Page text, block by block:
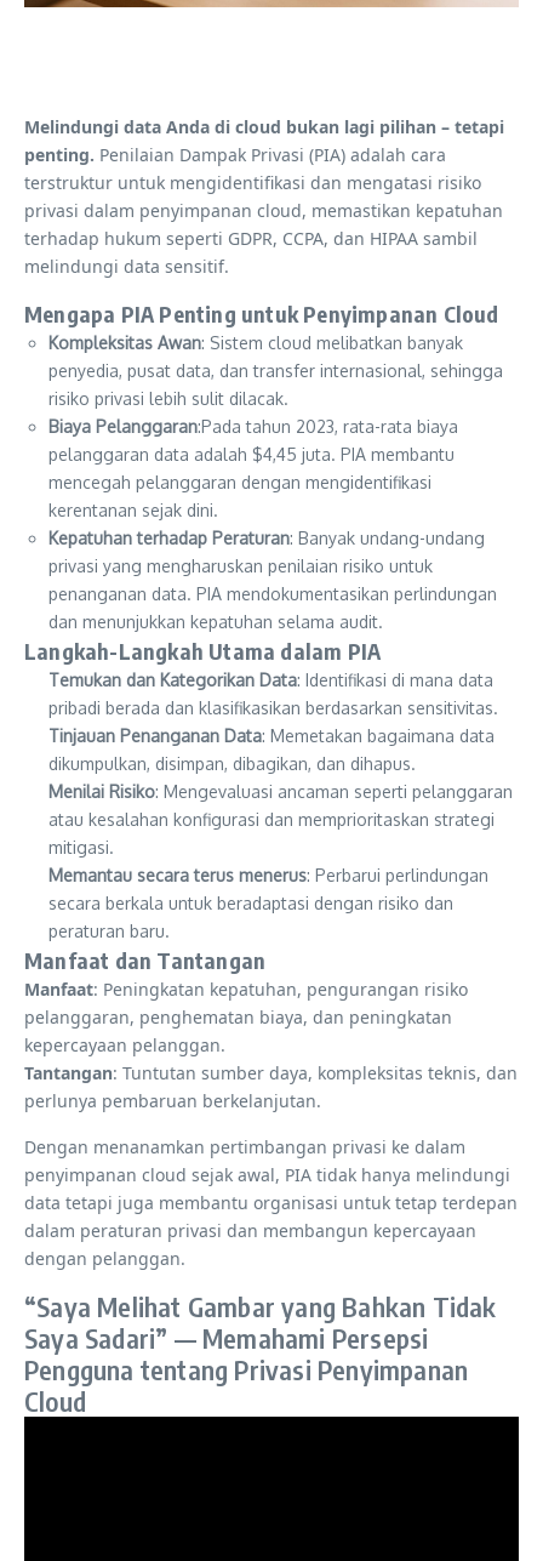
Melindungi data Anda di cloud bukan lagi pilihan – tetapi
penting. Penilaian Dampak Privasi (PIA) adalah cara
terstruktur untuk mengidentifikasi dan mengatasi risiko
privasi dalam penyimpanan cloud, memastikan kepatuhan
terhadap hukum seperti GDPR, CCPA, dan HIPAA sambil
melindungi data sensitif.
Mengapa PIA Penting untuk Penyimpanan Cloud
Kompleksitas Awan: Sistem cloud melibatkan banyak
penyedia, pusat data, dan transfer internasional, sehingga
risiko privasi lebih sulit dilacak.
Biaya Pelanggaran:Pada tahun 2023, rata-rata biaya
pelanggaran data adalah $4,45 juta. PIA membantu
mencegah pelanggaran dengan mengidentifikasi
kerentanan sejak dini.
Kepatuhan terhadap Peraturan: Banyak undang-undang
privasi yang mengharuskan penilaian risiko untuk
penanganan data. PIA mendokumentasikan perlindungan
dan menunjukkan kepatuhan selama audit.
Langkah-Langkah Utama dalam PIA
Temukan dan Kategorikan Data: Identifikasi di mana data
pribadi berada dan klasifikasikan berdasarkan sensitivitas.
Tinjauan Penanganan Data: Memetakan bagaimana data
dikumpulkan, disimpan, dibagikan, dan dihapus.
Menilai Risiko: Mengevaluasi ancaman seperti pelanggaran
atau kesalahan konfigurasi dan memprioritaskan strategi
mitigasi.
Memantau secara terus menerus: Perbarui perlindungan
secara berkala untuk beradaptasi dengan risiko dan
peraturan baru.
Manfaat dan Tantangan
Manfaat: Peningkatan kepatuhan, pengurangan risiko
pelanggaran, penghematan biaya, dan peningkatan
kepercayaan pelanggan.
Tantangan: Tuntutan sumber daya, kompleksitas teknis, dan
perlunya pembaruan berkelanjutan.
Dengan menanamkan pertimbangan privasi ke dalam
penyimpanan cloud sejak awal, PIA tidak hanya melindungi
data tetapi juga membantu organisasi untuk tetap terdepan
dalam peraturan privasi dan membangun kepercayaan
dengan pelanggan.
“Saya Melihat Gambar yang Bahkan Tidak
Saya Sadari” — Memahami Persepsi
Pengguna tentang Privasi Penyimpanan
Cloud